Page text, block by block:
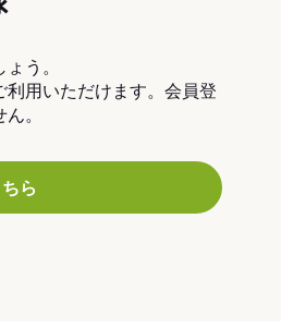
う。
用いただけます。会員登
。
ら